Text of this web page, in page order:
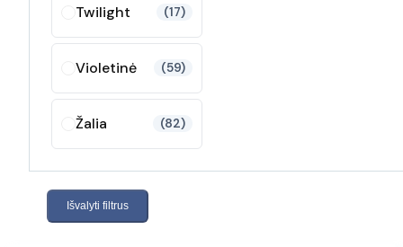
Twilight (17)
Violetinė (59)
Žalia (82)
Išvalyti filtrus